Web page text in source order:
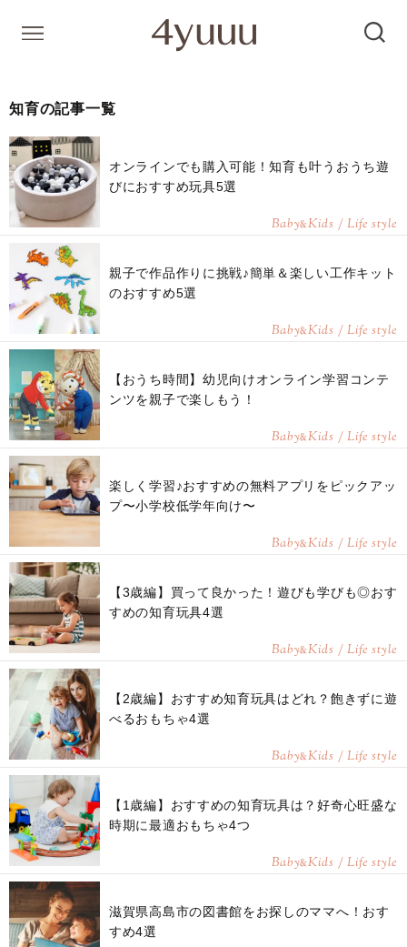
知育の記事一覧
オンラインでも購入可能！知育も叶うおうち遊
びにおすすめ玩具5選
Baby&Kids / Life style
親子で作品作りに挑戦♪簡単＆楽しい工作キット
のおすすめ5選
Baby&Kids / Life style
【おうち時間】幼児向けオンライン学習コンテ
ンツを親子で楽しもう！
Baby&Kids / Life style
楽しく学習♪おすすめの無料アプリをピックアッ
プ〜小学校低学年向け〜
Baby&Kids / Life style
【3歳編】買って良かった！遊びも学びも◎おす
すめの知育玩具4選
Baby&Kids / Life style
【2歳編】おすすめ知育玩具はどれ？飽きずに遊
べるおもちゃ4選
Baby&Kids / Life style
【1歳編】おすすめの知育玩具は？好奇心旺盛な
時期に最適おもちゃ4つ
Baby&Kids / Life style
滋賀県高島市の図書館をお探しのママへ！おす
すめ4選